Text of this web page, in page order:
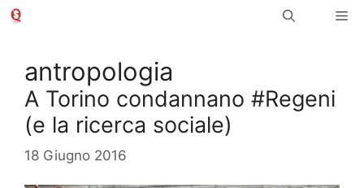
Vai
antropologia
A Torino condannano #Regeni
(e la ricerca sociale)
18 Giugno 2016